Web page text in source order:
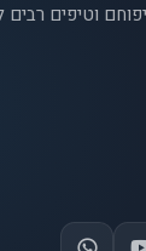
וטיפים